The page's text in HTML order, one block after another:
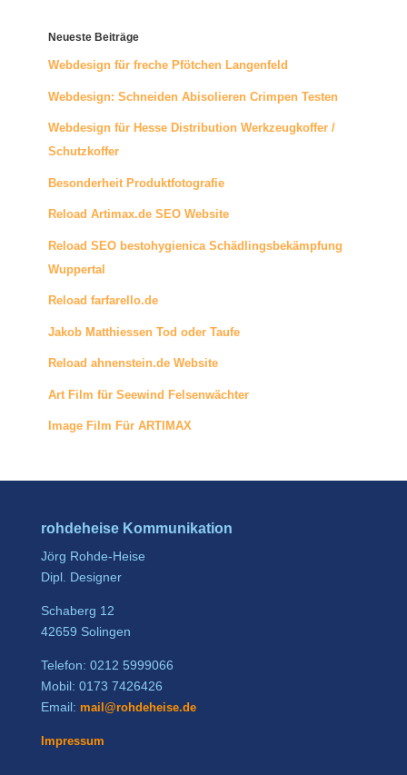
Neueste Beiträge
Webdesign für freche Pfötchen Langenfeld
Webdesign: Schneiden Abisolieren Crimpen Testen
Webdesign für Hesse Distribution Werkzeugkoffer /
Schutzkoffer
Besonderheit Produktfotografie
Reload Artimax.de SEO Website
Reload SEO bestohygienica Schädlingsbekämpfung
Wuppertal
Reload farfarello.de
Jakob Matthiessen Tod oder Taufe
Reload ahnenstein.de Website
Art Film für Seewind Felsenwächter
Image Film Für ARTIMAX
rohdeheise Kommunikation
Jörg Rohde-Heise
Dipl. Designer
Schaberg 12
42659 Solingen
Telefon: 0212 5999066
Mobil: 0173 7426426
Email: mail@rohdeheise.de
Impressum